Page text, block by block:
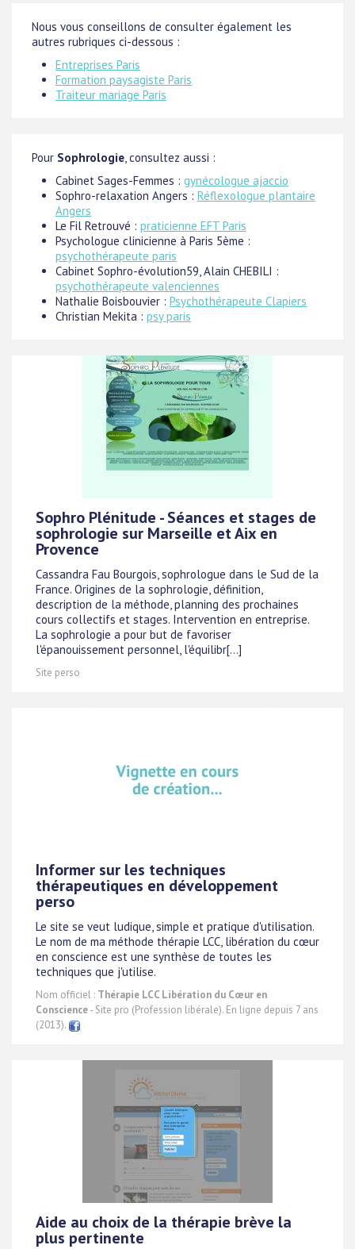
Nous vous conseillons de consulter également les
autres rubriques ci-dessous :
Entreprises Paris
Formation paysagiste Paris
Traiteur mariage Paris
Pour Sophrologie , consultez aussi :
Cabinet Sages-Femmes : gynécologue ajaccio
Sophro-relaxation Angers : Réflexologue plantaire
Angers
Le Fil Retrouvé : praticienne EFT Paris
Psychologue clinicienne à Paris 5ème :
psychothérapeute paris
Cabinet Sophro-évolution59, Alain CHEBILI :
psychothérapeute valenciennes
Nathalie Boisbouvier : Psychothérapeute Clapiers
Christian Mekita : psy paris
Sophro Plénitude - Séances et stages de
sophrologie sur Marseille et Aix en
Provence
Cassandra Fau Bourgois, sophrologue dans le Sud de la
France. Origines de la sophrologie, définition,
description de la méthode, planning des prochaines
cours collectifs et stages. Intervention en entreprise.
La sophrologie a pour but de favoriser
l'épanouissement personnel, l'équilibr[...]
Site perso
Informer sur les techniques
thérapeutiques en développement
perso
Le site se veut ludique, simple et pratique d'utilisation.
Le nom de ma méthode thérapie LCC, libération du cœur
en conscience est une synthèse de toutes les
techniques que j'utilise.
Nom officiel : Thérapie LCC Libération du Cœur en
Conscience- Site pro (Profession libérale). En ligne depuis 7 ans
(2013).
Aide au choix de la thérapie brève la
plus pertinente